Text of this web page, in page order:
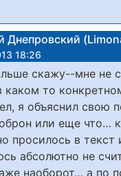
Днепровский
18:26
скажу--мне не
каком то
я объяснил свою
или еще что…
просилось в
абсолютно не
наоборот… а по